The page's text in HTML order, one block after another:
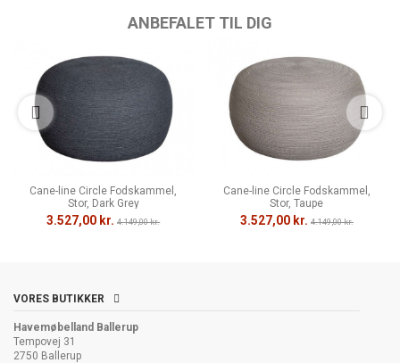
ANBEFALET TIL DIG
Cane-line Circle Fodskammel,
Stor, Dark Grey
3.527,00 kr. 4.149,00 kr.
Cane-line Circle Fodskammel,
Stor, Taupe
3.527,00 kr. 4.149,00 kr.
VORES BUTIKKER
Havemøbelland Ballerup
Tempovej 31
2750 Ballerup